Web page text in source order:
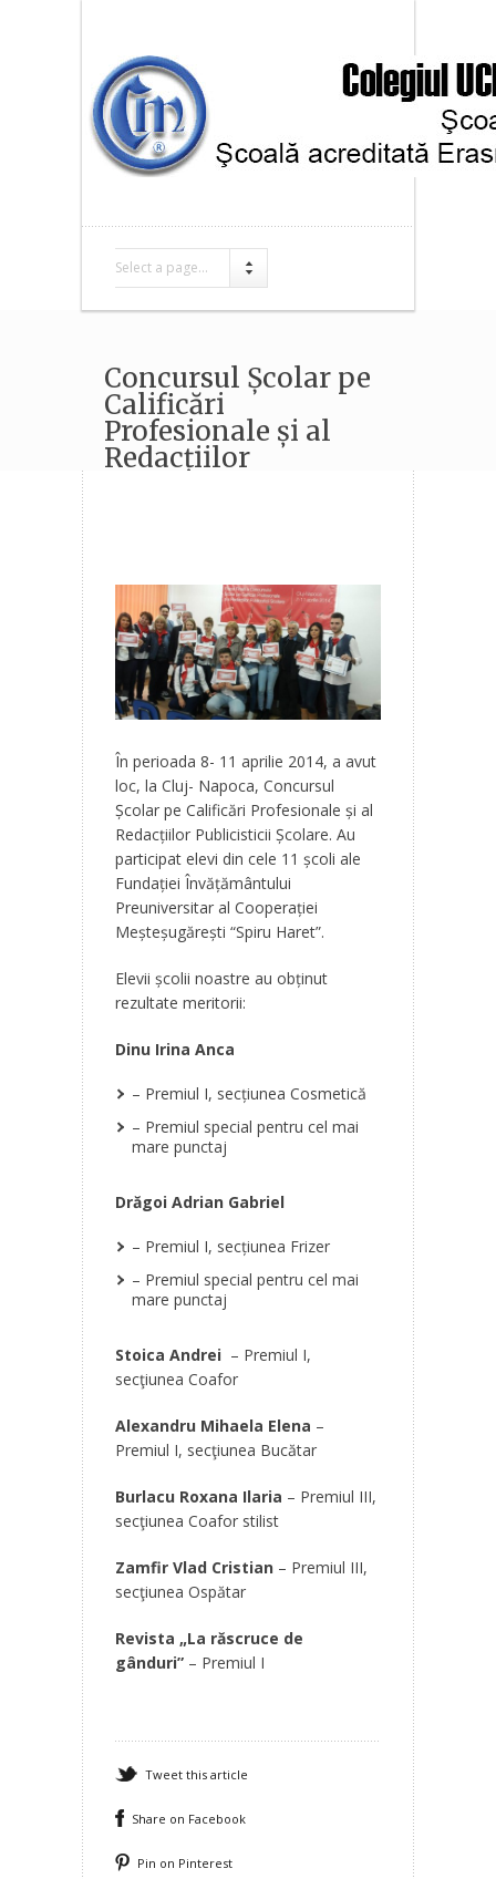
Select a page...
Concursul Şcolar pe
Calificări
Profesionale şi al
Redacţiilor
În perioada 8- 11 aprilie 2014, a avut
loc, la Cluj- Napoca, Concursul
Şcolar pe Calificări Profesionale şi al
Redacţiilor Publicisticii Şcolare. Au
participat elevi din cele 11 şcoli ale
Fundaţiei Învăţământului
Preuniversitar al Cooperaţiei
Meşteşugăreşti “Spiru Haret”.
Elevii şcolii noastre au obţinut
rezultate meritorii:
Dinu Irina Anca
– Premiul I, secţiunea Cosmetică
– Premiul special pentru cel mai
mare punctaj
Drăgoi Adrian Gabriel
– Premiul I, secţiunea Frizer
– Premiul special pentru cel mai
mare punctaj
Stoica Andrei – Premiul I,
secţiunea Coafor
Alexandru Mihaela Elena –
Premiul I, secţiunea Bucătar
Burlacu Roxana Ilaria – Premiul III,
secţiunea Coafor stilist
Zamfir Vlad Cristian – Premiul III,
secţiunea Ospătar
Revista „La răscruce de
gânduri” – Premiul I
Tweet this article
Share on Facebook
Pin on Pinterest